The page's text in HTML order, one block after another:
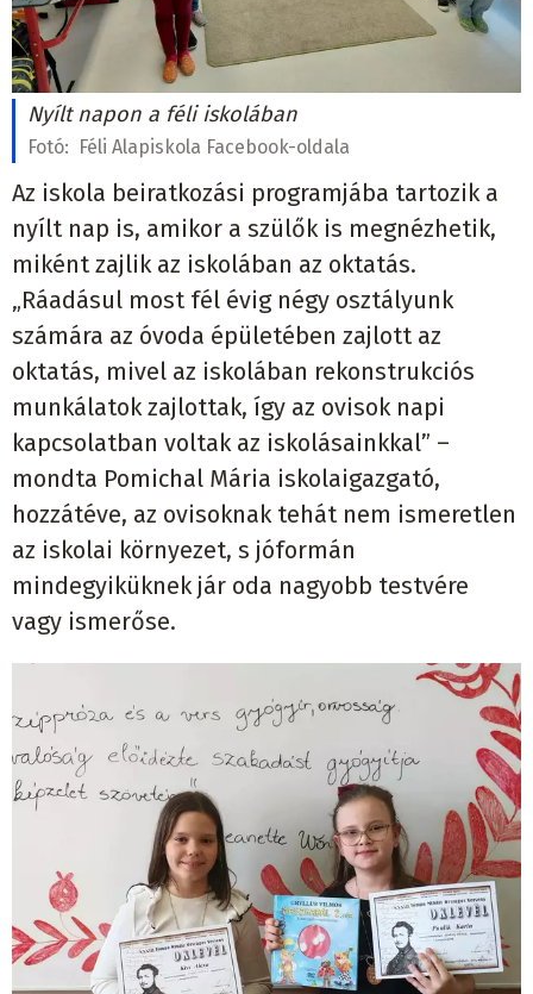
Nyílt napon a féli iskolában
Fotó: Féli Alapiskola Facebook-oldala
Az iskola beiratkozási programjába tartozik a
nyílt nap is, amikor a szülők is megnézhetik,
miként zajlik az iskolában az oktatás.
„Ráadásul most fél évig négy osztályunk
számára az óvoda épületében zajlott az
oktatás, mivel az iskolában rekonstrukciós
munkálatok zajlottak, így az ovisok napi
kapcsolatban voltak az iskolásainkkal” –
mondta Pomichal Mária iskolaigazgató,
hozzátéve, az ovisoknak tehát nem ismeretlen
az iskolai környezet, s jóformán
mindegyiküknek jár oda nagyobb testvére
vagy ismerőse.